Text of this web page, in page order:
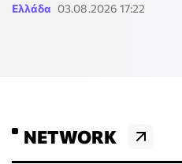
Ελλάδα 03.08.2026 17:22
NETWORK